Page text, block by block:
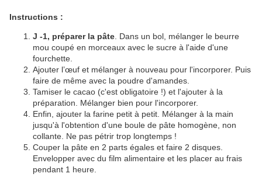
Instructions :
J -1, préparer la pâte . Dans un bol, mélanger le beurre
mou coupé en morceaux avec le sucre à l'aide d'une
fourchette.
Ajouter l’œuf et mélanger à nouveau pour l'incorporer. Puis
faire de même avec la poudre d'amandes.
Tamiser le cacao (c'est obligatoire !) et l'ajouter à la
préparation. Mélanger bien pour l'incorporer.
Enfin, ajouter la farine petit à petit. Mélanger à la main
jusqu'à l'obtention d'une boule de pâte homogène, non
collante. Ne pas pétrir trop longtemps !
Couper la pâte en 2 parts égales et faire 2 disques.
Envelopper avec du film alimentaire et les placer au frais
pendant 1 heure.